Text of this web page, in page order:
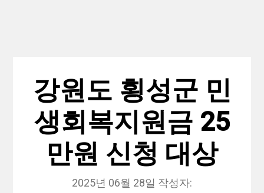
강원도 횡성군 민
생회복지원금 25
만원 신청 대상
2025년 06월 28일 작성자: